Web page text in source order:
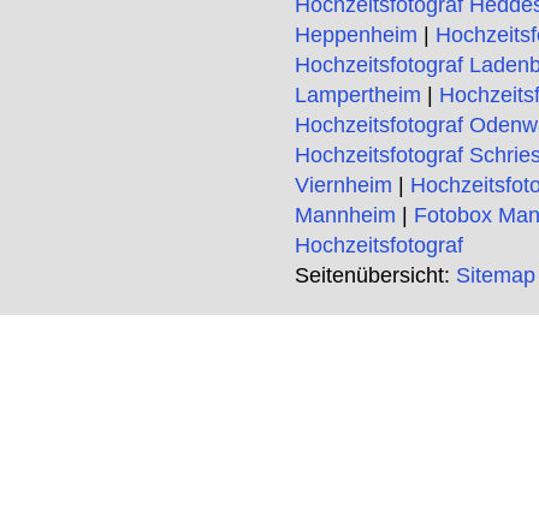
Hochzeitsfotograf
Heppenheim
Hochzeitsfotograf
Lampertheim
Hochzeitsfotograf
Hochzeitsfotograf
Viernheim
Mannheim
Fotobox
Hochzeitsfotograf
Seitenübersicht: Sitemap